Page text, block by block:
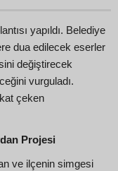
yapıldı. Belediye
dua edilecek eserler
değiştirecek
vurguladı.
çeken
Projesi
ve ilçenin simgesi